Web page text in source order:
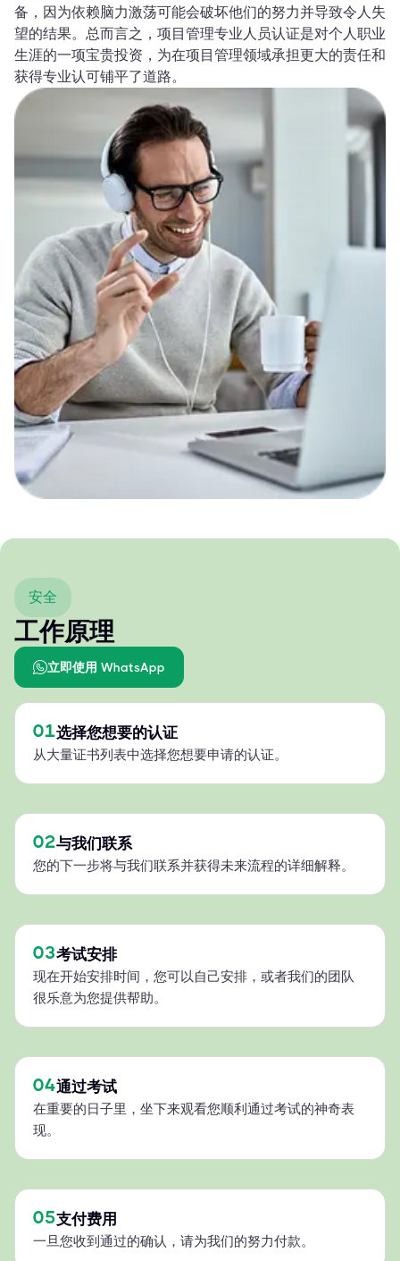
备，因为依赖脑力激荡可能会破坏他们的努力并导致令人失
望的结果。总而言之，项目管理专业人员认证是对个人职业
生涯的一项宝贵投资，为在项目管理领域承担更大的责任和
获得专业认可铺平了道路。
安全
工作原理
立即使用 WhatsApp
01选择您想要的认证
从大量证书列表中选择您想要申请的认证。
02与我们联系
您的下一步将与我们联系并获得未来流程的详细解释。
03考试安排
现在开始安排时间，您可以自己安排，或者我们的团队
很乐意为您提供帮助。
04通过考试
在重要的日子里，坐下来观看您顺利通过考试的神奇表
现。
05支付费用
一旦您收到通过的确认，请为我们的努力付款。